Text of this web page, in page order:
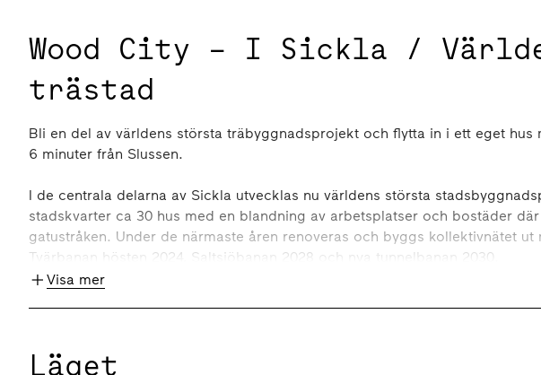
Wood City – I Sickla /
trästad
Bli en del av världens största träbyggnadsprojekt och flytta in i ett eget
6 minuter från Slussen.
I de centrala delarna av Sickla utvecklas nu världens största
stadskvarter ca 30 hus med en blandning av arbetsplatser och bostäder
gatustråken. Under de närmaste åren renoveras och byggs kollektivnätet
Tvärbanan hösten 2024, Saltsjöbanan 2028 och nya tunnelbanan 2030.
Visa mer
Läget